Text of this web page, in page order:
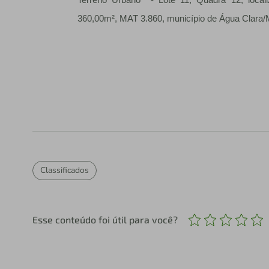
360,00m², MAT 3.860, município de Água Clara/
Classificados
Esse conteúdo foi útil para você?